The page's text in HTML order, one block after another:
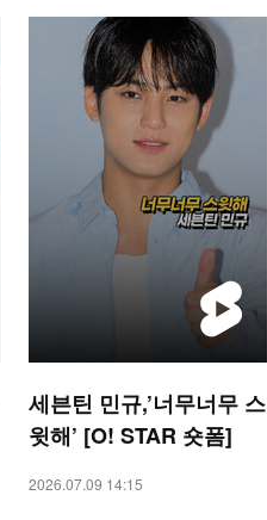
세븐틴 민규,’너무너무 스
윗해’ [O! STAR 숏폼]
2026.07.09 14:15